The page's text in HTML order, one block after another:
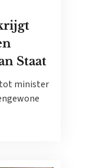
Staat
tot minister